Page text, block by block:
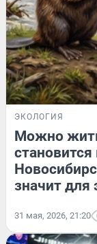
ЭКОЛОГИЯ
Можно
значит для
31 мая, 2026, 21:20